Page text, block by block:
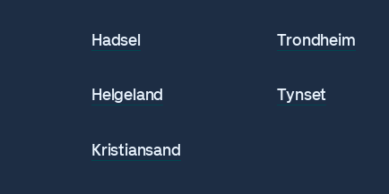
Hadsel
Helgeland
Kristiansand
Trondheim
Tynset